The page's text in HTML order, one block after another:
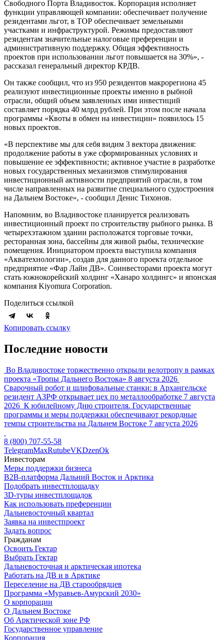
Свободного Порта Владивосток. Корпорация исполняет
функции управляющей компании: обеспечивает получение
резидентами льгот, в ТОР обеспечивает земельными
участками и инфраструктурой. Режимы предоставляют
резидентам значительные налоговые преференции и
административную поддержку. Общая эффективность
проектов при использовании льгот повышается на 30%», -
рассказал генеральный директор КРДВ.
Он также сообщил, что из 950 резидентов макрорегиона 45
реализуют инвестиционные проекты именно в рыбной
отрасли, общий объем заявленных ими инвестиций
составляет порядка 40 млрд рублей. При этом после начала
программы «Квоты в обмен на инвестиции» появилось 15
новых проектов.
«В перспективе мы для себя видим 3 вектора движения:
продолжение работы в уже сформированных условиях и
повышение ее эффективности; активное участие в разработке
новых государственных механизмов стимулирования
инвестиционный активности предприятий отрасли, в том
числе направленных на развитие специального судостроения
на Дальнем Востоке», - сообщил Денис Тихонов.
Напомним, во Владивостоке планируется реализовать
инвестиционный проект по строительству рыбного рынка. В
четырехэтажном здании расположатся торговые точки,
ресторанная зона, бассейны для живой рыбы, технические
помещения. Инициатором проекта выступила компания
«Акватехнологии», создав для данного проекта отдельное
предприятие «Фар Лайн ДВ». Соинвесторами проекта могут
стать южнокорейский холдинг «Ханаро холдингс» и японская
компания Kiyomura Corporation.
Поделиться ссылкой
Копировать ссылку
Последние новости
Во Владивостоке торжественно открыли велотропу в рамках
проекта «Тропы Дальнего Востока» 8 августа 2026
Сварочный робот и шлифовальные станки: в Архангельске
резидент АЗРФ открывает цех по металлообработке 7 августа
2026 К юбилейному Дню строителя. Государственные
программы и меры поддержки обеспечивают рекордные
темпы строительства на Дальнем Востоке 7 августа 2026
8 (800) 707-55-58
TelegramMaxRutubeVKDzenOk
Инвесторам
Меры поддержки бизнеса
B2B-платформа Дальний Восток и Арктика
Подобрать инвестплощадку
3D-туры инвестплощадок
Как использовать преференции
Дальневосточный квартал
Заявка на инвестпроект
Задать вопрос
Гражданам
Освоить Гектар
Выбрать Гектар
Дальневосточная и арктическая ипотека
Работать на ДВ и в Арктике
Переселение на ДВ старообрядцев
Программа «Муравьев-Амурский 2030»
О корпорации
О Дальнем Востоке
Об Арктической зоне РФ
Государственное управление
Корпорация